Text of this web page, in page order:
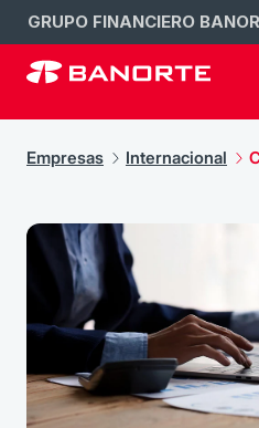
GRUPO FINANCIERO
Empresas Internacional